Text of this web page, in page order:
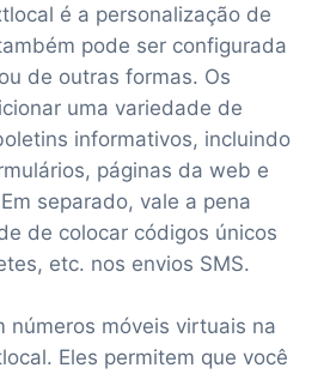
é a personalização de
pode ser configurada
de outras formas. Os
uma variedade de
informativos, incluindo
páginas da web e
separado, vale a pena
de colocar códigos únicos
etc. nos envios SMS.
números móveis virtuais na
Eles permitem que você